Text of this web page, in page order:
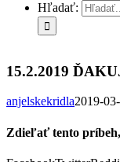
Hľadať:
15.2.2019
anjelskekridla2019-
Zdieľať tento